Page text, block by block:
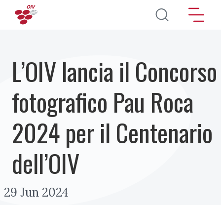
Salta al contenuto principale
L’OIV lancia il Concorso
fotografico Pau Roca
2024 per il Centenario
dell’OIV
29 Jun 2024